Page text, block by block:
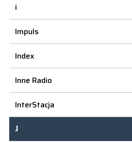
i
Impuls
Index
Inne Radio
InterStacja
J